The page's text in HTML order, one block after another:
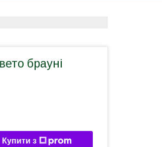
брауні
Купити з